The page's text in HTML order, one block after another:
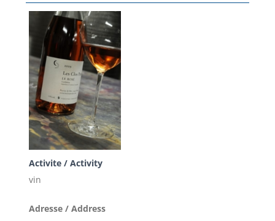
Activite / Activity
vin
Adresse / Address